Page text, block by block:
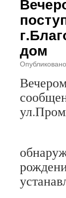
дом
Опубликовано
К